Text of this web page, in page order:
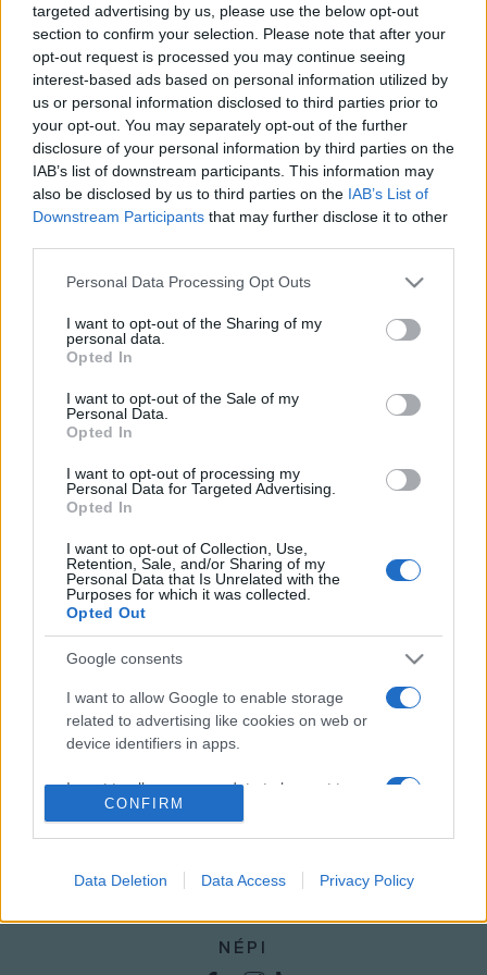
targeted advertising by us, please use the below opt-out
section to confirm your selection. Please note that after your
opt-out request is processed you may continue seeing
interest-based ads based on personal information utilized by
us or personal information disclosed to third parties prior to
your opt-out. You may separately opt-out of the further
disclosure of your personal information by third parties on the
IAB’s list of downstream participants. This information may
also be disclosed by us to third parties on the IAB’s List of
Downstream Participants that may further disclose it to other
Please note that this website/app uses one or more Google
not limited to your visit or usage behaviour. You may click to
grant or deny consent to Google and its third-party tags to
use your data for below specified purposes in below Google
consent section.
Personal Data Processing Opt Outs
I want to opt-out of the Sharing of my
personal data.
Opted In
I want to opt-out of the Sale of my
Personal Data.
Opted In
I want to opt-out of processing my
Personal Data for Targeted Advertising.
Opted In
I want to opt-out of Collection, Use,
Retention, Sale, and/or Sharing of my
Personal Data that Is Unrelated with the
Purposes for which it was collected.
Opted Out
Google consents
I want to allow Google to enable storage
related to advertising like cookies on web or
device identifiers in apps.
I want to allow my user data to be sent to
Google for online advertising purposes.
personalized advertising.
I want to allow Google to enable storage
related to analytics like cookies on web or
device identifiers in apps.
CONFIRM
Data Deletion Data Access Privacy Policy
folyóiratot Bibliographia Értesítő címmel, s még ebben az
évben társult Landerer Lajos nyomdásszal. Legfontosabb
kiadványuk a Kossuth szerkesztette Pesti Hírlap volt. 1848.
március 15-én a nyomdájában készült el a szabad magyar
sajtó első terméke: a Nemzeti dal és a Tizenkét pont.
Meghonosította a gyűjteményes sorozatok kiadását,
megalapította a Vasárnapi Újságot. A Landerer és
jelentek meg Bajza József, Berzsenyi Dániel, Csokonai Vitéz
Mihály, Czuczor Gergely, Garay János, Kisfaludy Sándor, és
Károly, Kölcsey Ferenc, Jókai Mór, Jósika Miklós, Vajda János
kiadását is ő honosította meg. 1873-ban vállalatát eladta a
Franklin Társulatnak. Ezután haláláig Pozsonyban élt.
NÉPI